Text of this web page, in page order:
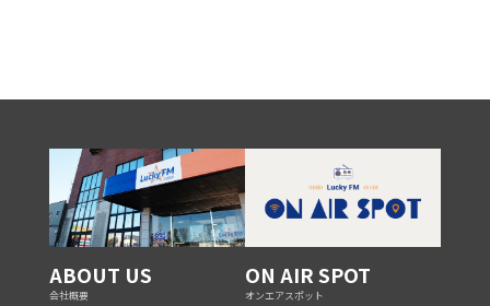
ABOUT US
会社概要
ON AIR SPOT
オンエアスポット